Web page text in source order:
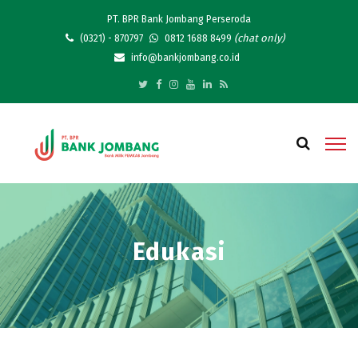
PT. BPR Bank Jombang Perseroda
(0321) - 870797
0812 1688 8499 (chat only)
info@bankjombang.co.id
Edukasi